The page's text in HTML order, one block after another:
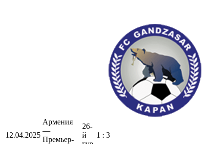
12.04.2025
Армения
—
Премьер-
26-
й
1 : 3